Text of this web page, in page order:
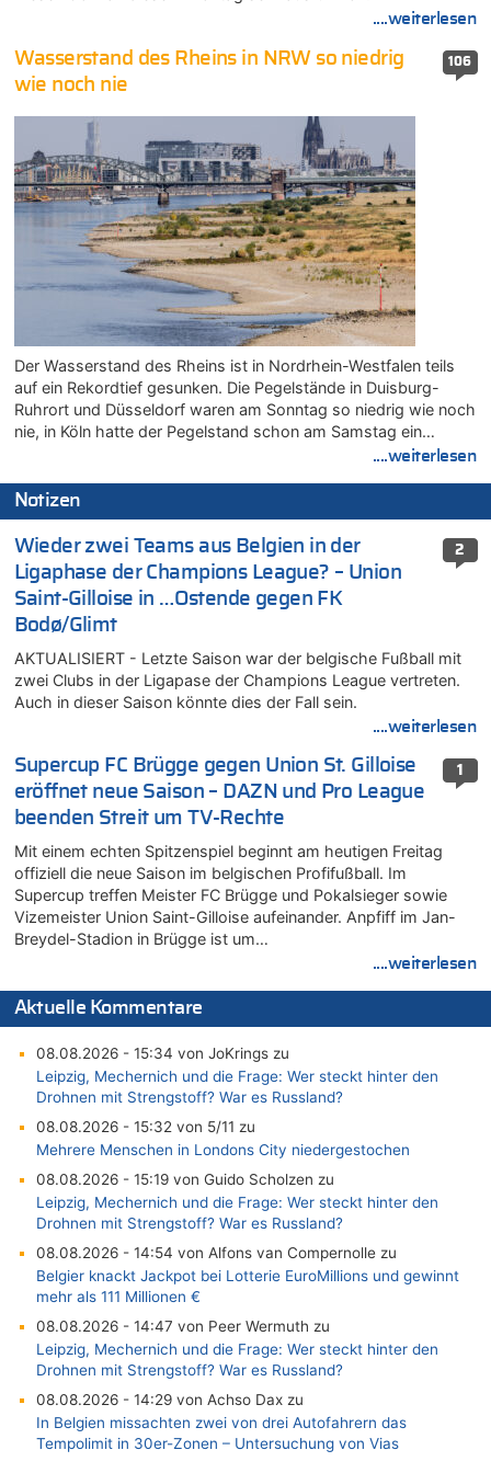
....weiterlesen
106
Wasserstand des Rheins in NRW so niedrig
wie noch nie
Der Wasserstand des Rheins ist in Nordrhein-Westfalen teils
auf ein Rekordtief gesunken. Die Pegelstände in Duisburg-
Ruhrort und Düsseldorf waren am Sonntag so niedrig wie noch
nie, in Köln hatte der Pegelstand schon am Samstag ein…
....weiterlesen
Notizen
2
Wieder zwei Teams aus Belgien in der
Ligaphase der Champions League? – Union
Saint-Gilloise in …Ostende gegen FK
Bodø/Glimt
AKTUALISIERT - Letzte Saison war der belgische Fußball mit
zwei Clubs in der Ligapase der Champions League vertreten.
Auch in dieser Saison könnte dies der Fall sein.
....weiterlesen
1
Supercup FC Brügge gegen Union St. Gilloise
eröffnet neue Saison – DAZN und Pro League
beenden Streit um TV-Rechte
Mit einem echten Spitzenspiel beginnt am heutigen Freitag
offiziell die neue Saison im belgischen Profifußball. Im
Supercup treffen Meister FC Brügge und Pokalsieger sowie
Vizemeister Union Saint-Gilloise aufeinander. Anpfiff im Jan-
Breydel-Stadion in Brügge ist um…
....weiterlesen
Aktuelle Kommentare
08.08.2026 - 15:34 von JoKrings zu
Leipzig, Mechernich und die Frage: Wer steckt hinter den
Drohnen mit Strengstoff? War es Russland?
08.08.2026 - 15:32 von 5/11 zu
Mehrere Menschen in Londons City niedergestochen
08.08.2026 - 15:19 von Guido Scholzen zu
Leipzig, Mechernich und die Frage: Wer steckt hinter den
Drohnen mit Strengstoff? War es Russland?
08.08.2026 - 14:54 von Alfons van Compernolle zu
Belgier knackt Jackpot bei Lotterie EuroMillions und gewinnt
mehr als 111 Millionen €
08.08.2026 - 14:47 von Peer Wermuth zu
Leipzig, Mechernich und die Frage: Wer steckt hinter den
Drohnen mit Strengstoff? War es Russland?
08.08.2026 - 14:29 von Achso Dax zu
In Belgien missachten zwei von drei Autofahrern das
Tempolimit in 30er-Zonen – Untersuchung von Vias